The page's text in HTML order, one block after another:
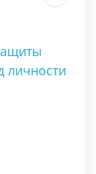
личности